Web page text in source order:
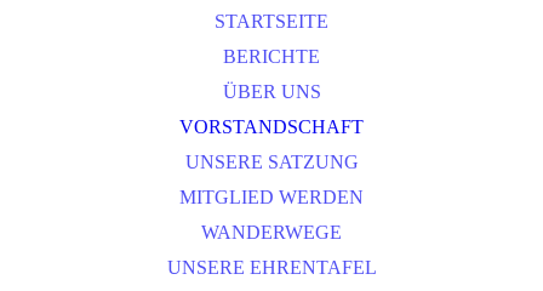
STARTSEITE
BERICHTE
ÜBER UNS
VORSTANDSCHAFT
UNSERE SATZUNG
MITGLIED WERDEN
WANDERWEGE
UNSERE EHRENTAFEL